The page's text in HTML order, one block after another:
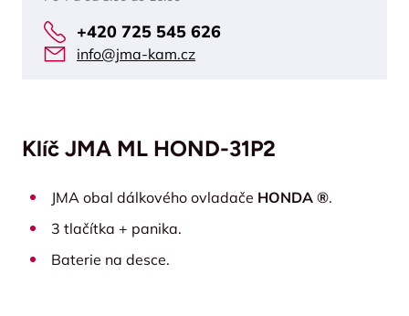
+420 725 545 626
info@jma-kam.cz
Klíč JMA ML HOND-31P2
JMA obal dálkového ovladače HONDA ®.
3 tlačítka + panika.
Baterie na desce.